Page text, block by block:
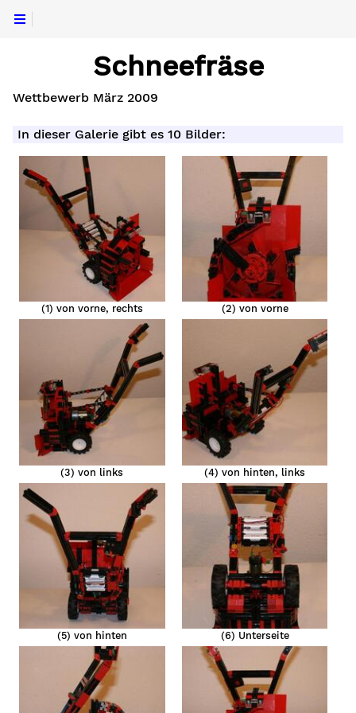
Schneefräse
Wettbewerb März 2009
In dieser Galerie gibt es 10 Bilder:
(1) von vorne, rechts (2) von vorne
(3) von links (4) von hinten, links
(5) von hinten (6) Unterseite